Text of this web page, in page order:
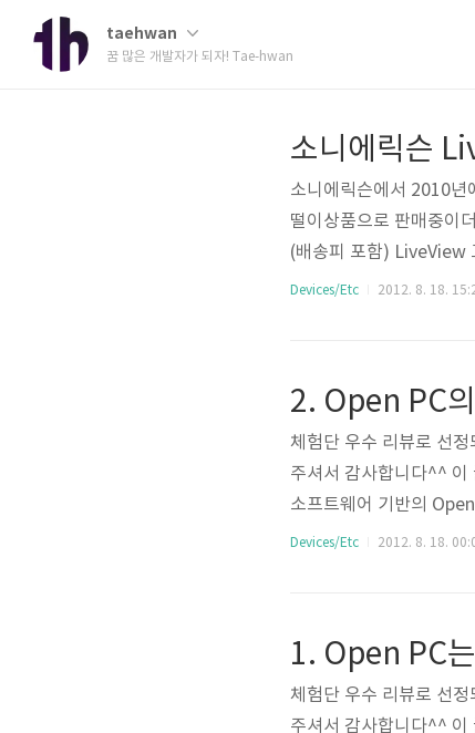
taehwan
꿈 많은 개발자가 되자! Tae-hwan
소니에릭슨
소니에릭슨에서 2010년
떨이상품으로 판매중이
(배송피 포함) LiveView
요. 새로운 제품은 약
의 구..
Devices/Etc 2012. 8. 18.
2. Open PC
체험단 우수 리뷰로 선
주셔서 감사합니다^^ 이
소프트웨어 기반의
를 보게 되었습니다. 리
합니다...
Devices/Etc 2012. 8. 18.
1. Open PC
체험단 우수 리뷰로 선
주셔서 감사합니다^^ 이